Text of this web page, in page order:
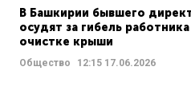
В Башкирии бывшего
осудят за гибель
очистке крыши
Общество 12:15 17.06.2026